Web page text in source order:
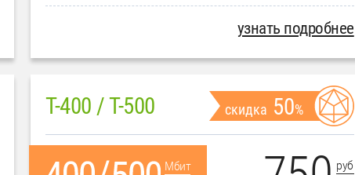
узнать подробнее
T-400 / T-500 скидка 50%
Мбит
руб